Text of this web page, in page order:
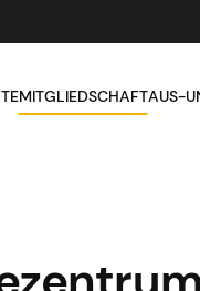
MITGLIEDSCHAFTAUS-